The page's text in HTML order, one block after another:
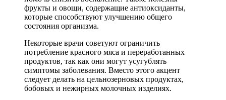
фрукты и овощи, содержащие антиоксиданты,
которые способствуют улучшению общего
состояния организма.
Некоторые врачи советуют ограничить
потребление красного мяса и переработанных
продуктов, так как они могут усугублять
симптомы заболевания. Вместо этого акцент
следует делать на цельнозерновых продуктах,
бобовых и нежирных молочных изделиях.